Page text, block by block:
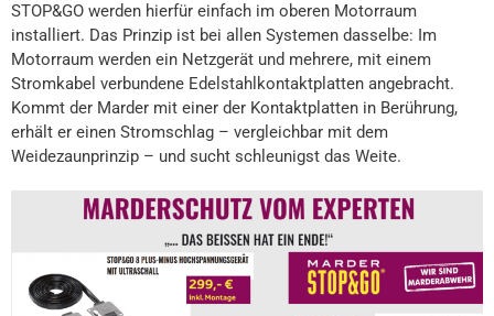
STOP&GO werden hierfür einfach im oberen Motorraum
installiert. Das Prinzip ist bei allen Systemen dasselbe: Im
Motorraum werden ein Netzgerät und mehrere, mit einem
Stromkabel verbundene Edelstahlkontaktplatten angebracht.
Kommt der Marder mit einer der Kontaktplatten in Berührung,
erhält er einen Stromschlag – vergleichbar mit dem
Weidezaunprinzip – und sucht schleunigst das Weite.